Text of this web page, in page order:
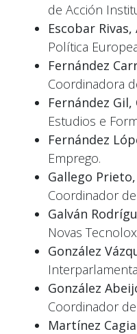
de Acción
Escobar
Política
Fernández
Coordinadora
Fernández Gil,
Estudios e
Fernández
Emprego.
Gallego
Coordinador
Galván
Novas
González
González
Coordinador
Martínez